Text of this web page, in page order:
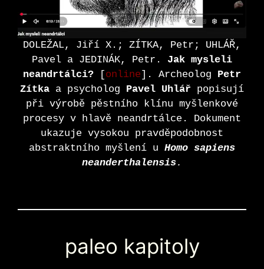
DOLEŽAL, Jiří X.; ZÍTKA, Petr; UHLÁŘ,
Pavel a JEDINÁK, Petr. Jak mysleli
neandrtálci?
[online]. Archeolog Petr
Zítka a psycholog Pavel Uhlář popisují
při výrobě pěstního klínu myšlenkové
procesy v hlavě neandrtálce. Dokument
ukazuje vysokou pravděpodobnost
abstraktního myšlení u Homo sapiens
neanderthalensis.
paleo kapitoly